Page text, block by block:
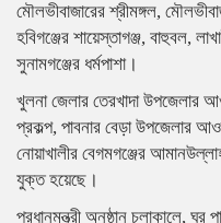
মৌলভীবাজারের শ্রীমঙ্গল,
হবিগঞ্জের শায়েস্তাগঞ্জ, বাহুবল,
সুনামগঞ্জের ধর্মপাশা।
খুলনা জেলার তেরখাদা উপজেলার
প্রকল্প, পাবনার বেড়া উপজেলার
নোয়াখালীর বেগমগঞ্জের
যুক্ত হয়েছে।
প্রধানমন্ত্রী অনুষ্ঠান চলাকালে, ঘর